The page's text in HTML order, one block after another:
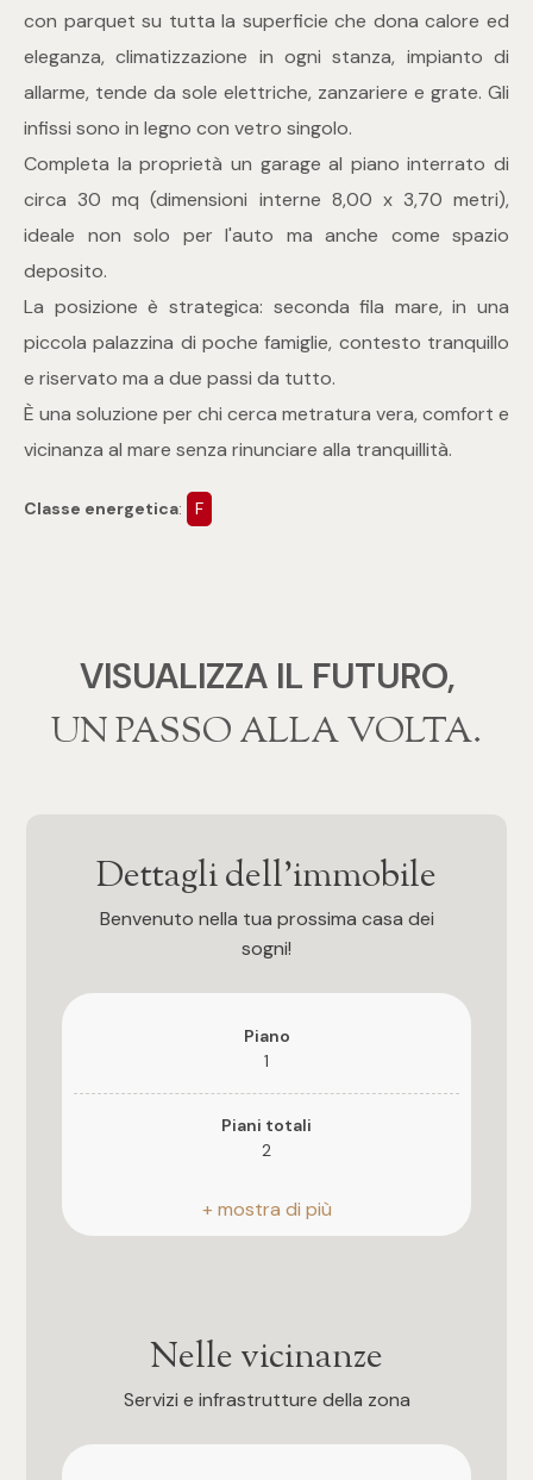
con parquet su tutta la superficie che dona calore ed
eleganza, climatizzazione in ogni stanza, impianto di
allarme, tende da sole elettriche, zanzariere e grate. Gli
infissi sono in legno con vetro singolo.
Completa la proprietà un garage al piano interrato di
circa 30 mq (dimensioni interne 8,00 x 3,70 metri),
ideale non solo per l'auto ma anche come spazio
deposito.
La posizione è strategica: seconda fila mare, in una
piccola palazzina di poche famiglie, contesto tranquillo
e riservato ma a due passi da tutto.
È una soluzione per chi cerca metratura vera, comfort e
vicinanza al mare senza rinunciare alla tranquillità.
Classe energetica: F
VISUALIZZA IL FUTURO,
‍‍UN PASSO ALLA VOLTA.
Dettagli dell'immobile
Benvenuto nella tua prossima casa dei
sogni!
Piano
1
Piani totali
2
Riscaldamento
Autonomo
Stato attuale
Nelle vicinanze
Servizi e infrastrutture della zona
Qualsiasi
1
2
3
4
Bagni
Qualsiasi
4
Camere